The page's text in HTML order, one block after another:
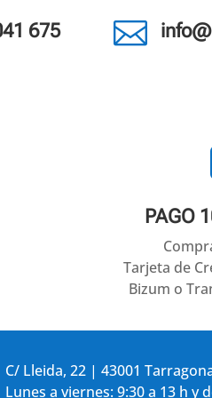
675 
PAGO
Tarjeta de
Bizum o
C/ Lleida, 22 | 43001
Lunes a viernes: 9:30 a 13 h y